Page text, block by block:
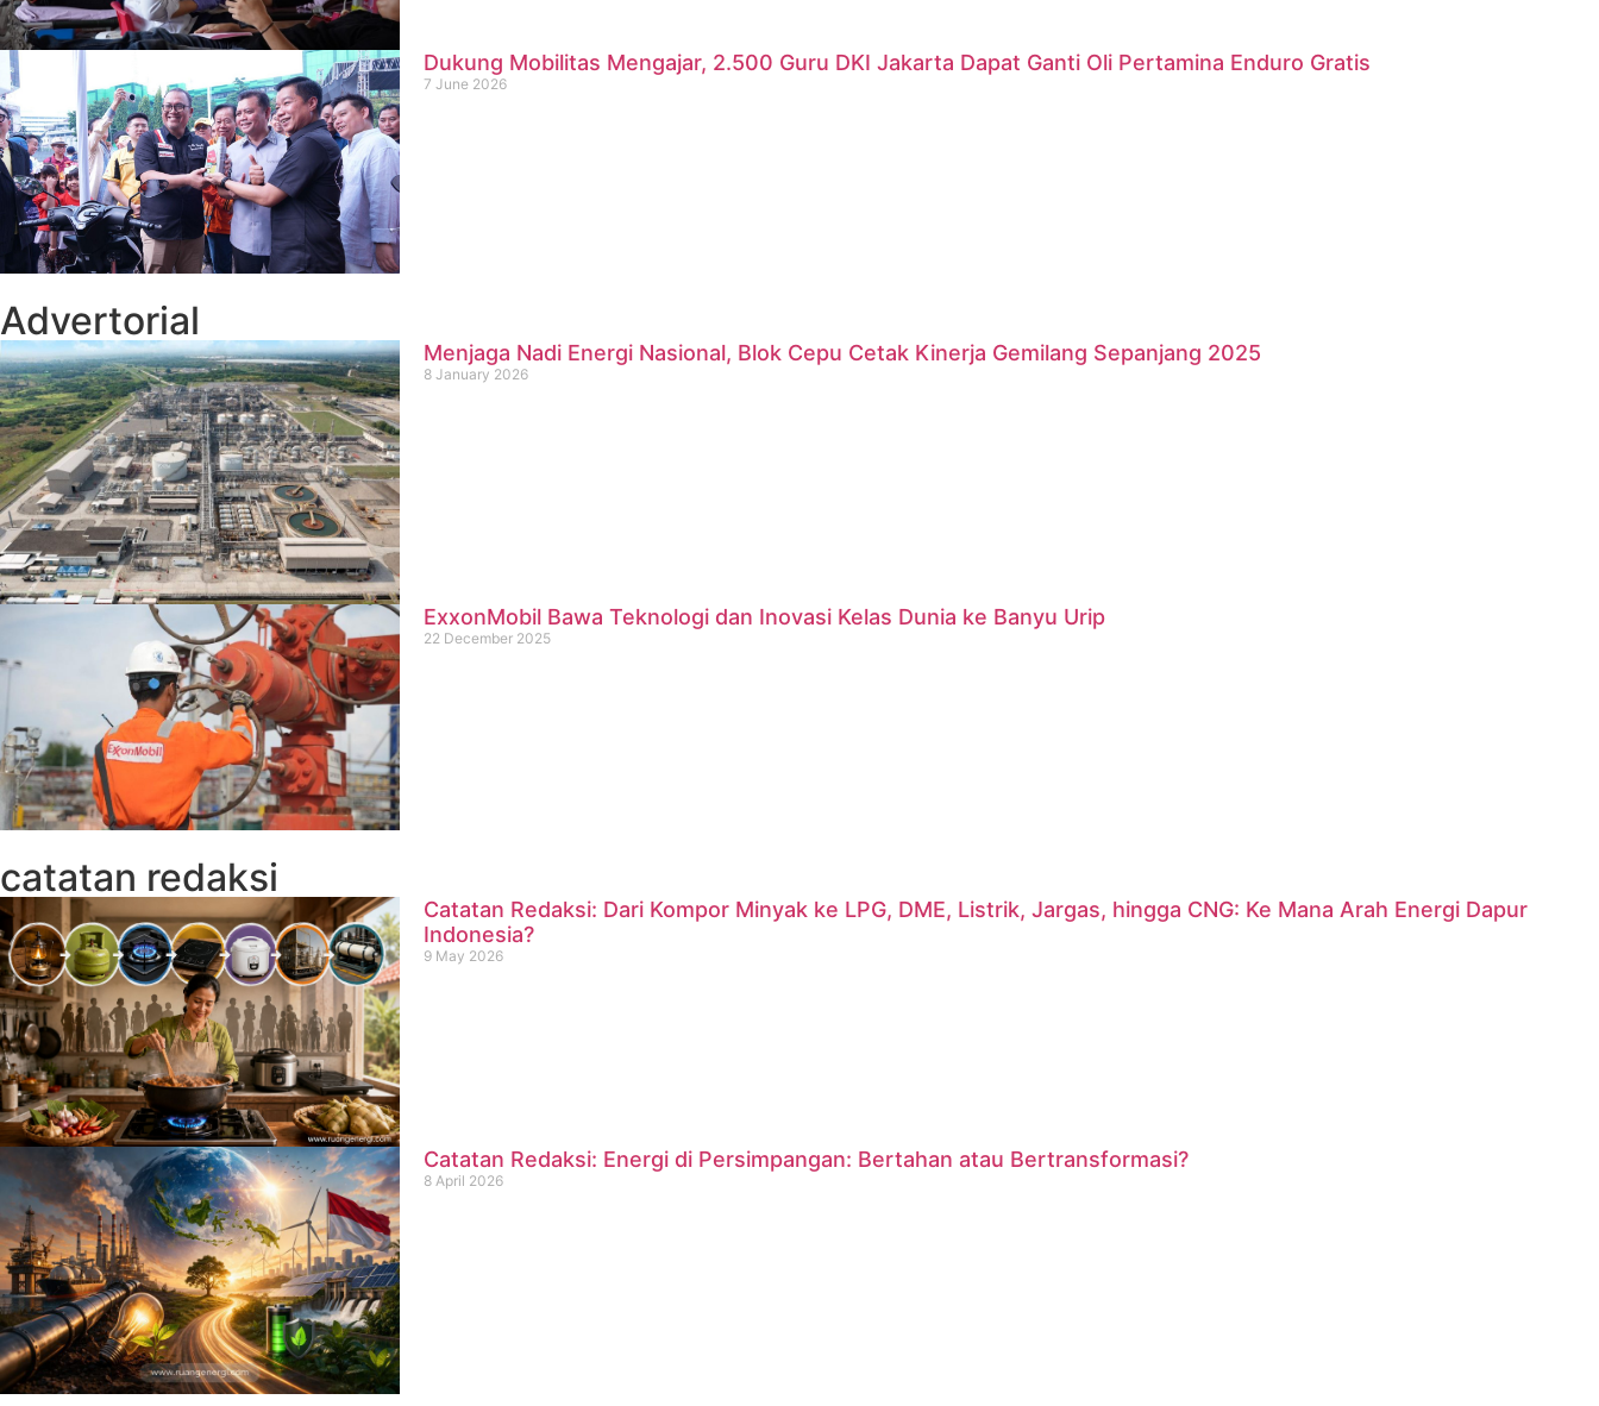
Dukung Mobilitas Mengajar, 2.500 Guru DKI Jakarta Dapat Ganti Oli Pertamina Enduro Gratis
7 June 2026
Advertorial
Menjaga Nadi Energi Nasional, Blok Cepu Cetak Kinerja Gemilang Sepanjang 2025
8 January 2026
ExxonMobil Bawa Teknologi dan Inovasi Kelas Dunia ke Banyu Urip
22 December 2025
catatan redaksi
Catatan Redaksi: Dari Kompor Minyak ke LPG, DME, Listrik, Jargas, hingga CNG: Ke Mana Arah Energi Dapur
Indonesia?
9 May 2026
Catatan Redaksi: Energi di Persimpangan: Bertahan atau Bertransformasi?
8 April 2026